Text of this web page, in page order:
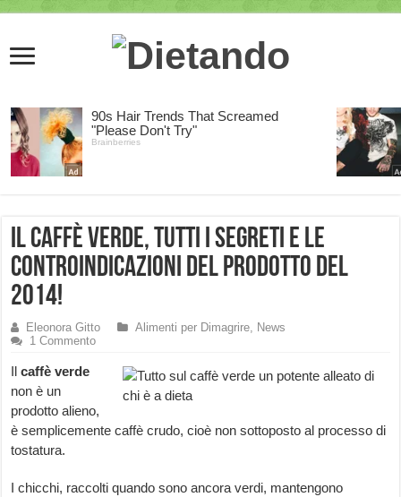
Il caffè verde, tutti i segreti e le
controindicazioni del prodotto del
2014!
Eleonora Gitto Alimenti per Dimagrire, News
1 Commento
Ilcaffè verde
non è un
prodotto alieno,
è semplicemente caffè crudo, cioè non sottoposto al processo di
tostatura.
I chicchi, raccolti quando sono ancora verdi, mantengono